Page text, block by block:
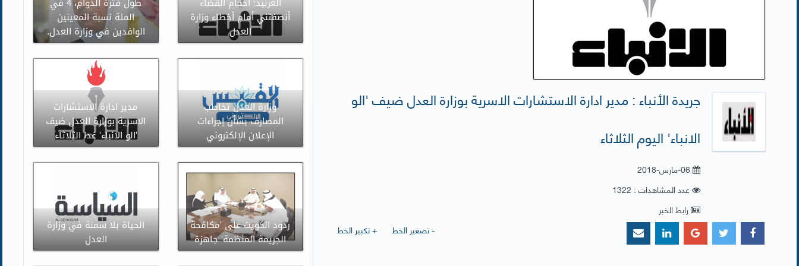
جريدة الأنباء : مدير ادارة الاستشارات الاسرية بوزارة العدل ضيف 'الو
الانباء' اليوم الثلاثاء
06-مارس-2018
عدد المشاهدات : 1322
رابط الخبر
+ تكبير الخط
- تصغير الخط
المئة نسبة المعينين
الوافدين في وزارة العدل.
أنصفتني أمام أخطاء وزارة
العدل
مدير ادارة الاستشارات
الاسرية بوزارة العدل ضيف
'الو الانباء' غدا الثلاثاء
وزارة العدل تخاطب
المصارف بشأن إجراءات
الإعلان الإلكتروني
الحياة بلا سمنة في وزارة
العدل
ردود الكويت على 'مكافحة
الجريمة المنظمة' جاهزة